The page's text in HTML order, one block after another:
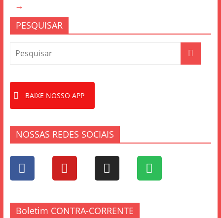
→
PESQUISAR
BAIXE NOSSO APP
NOSSAS REDES SOCIAIS
Boletim CONTRA-CORRENTE